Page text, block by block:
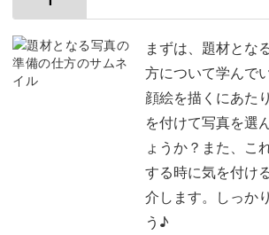
似顔絵は、プレゼントにはもちろん、普
使える場面がたくさんありあす。
講座の最後の動画では、似顔絵が楽し
後のアイディアとして提案いたします
まずは、題材とな
方について学んで
顔絵を描くにあた
を付けて写真を選
ょうか？また、こ
する時に気を付け
介します。しっか
う♪